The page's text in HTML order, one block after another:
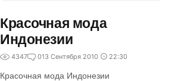
Красочная мода
Индонезии
4347 013 Сентября 2010 22:30
Красочная мода Индонезии